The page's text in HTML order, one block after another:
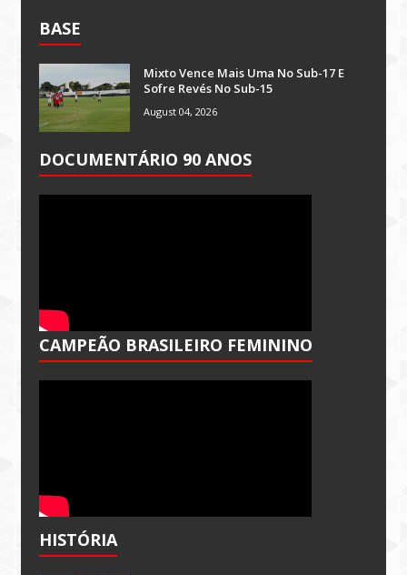
BASE
Mixto Vence Mais Uma No Sub-17 E
Sofre Revés No Sub-15
August 04, 2026
DOCUMENTÁRIO 90 ANOS
CAMPEÃO BRASILEIRO FEMININO
HISTÓRIA